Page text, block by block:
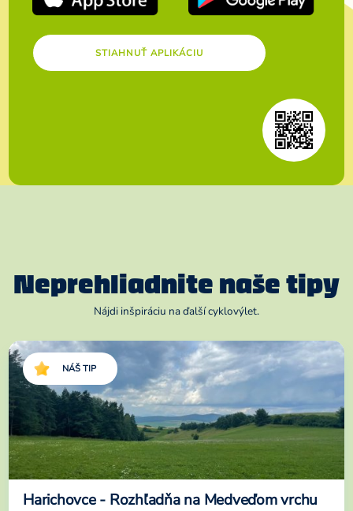
STIAHNUŤ APLIKÁCIU
Neprehliadnite naše tipy
Nájdi inšpiráciu na ďalší cyklovýlet.
NÁŠ TIP
Harichovce - Rozhľadňa na Medveďom vrchu